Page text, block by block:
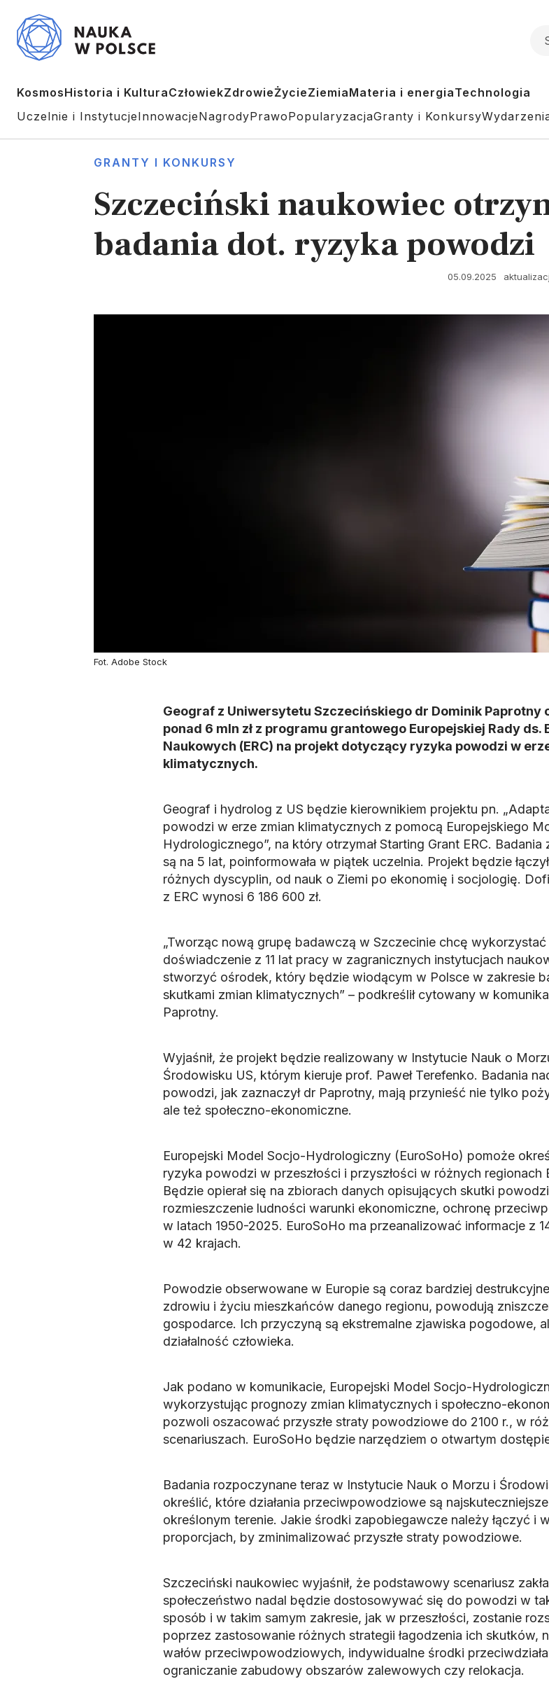
KosmosHistoria i KulturaCzłowiekZdrowieŻycieZiemiaMateria i energiaTechnologia
Uczelnie i InstytucjeInnowacjeNagrodyPrawoPopularyzacjaGranty i Konkursy
GRANTY I KONKURSY
Szczeciński naukowiec
badania dot. ryzyka powodzi
05.09.2025
Fot. Adobe Stock
Geograf z Uniwersytetu Szczecińskiego dr Dominik Paprotny
ponad 6 mln zł z programu grantowego Europejskiej Rady ds.
Naukowych (ERC) na projekt dotyczący ryzyka powodzi w
klimatycznych.
Geograf i hydrolog z US będzie kierownikiem projektu pn.
powodzi w erze zmian klimatycznych z pomocą Europejskiego
Hydrologicznego”, na który otrzymał Starting Grant ERC. Badania
są na 5 lat, poinformowała w piątek uczelnia. Projekt będzie
różnych dyscyplin, od nauk o Ziemi po ekonomię i socjologię.
z ERC wynosi 6 186 600 zł.
„Tworząc nową grupę badawczą w Szczecinie chcę
doświadczenie z 11 lat pracy w zagranicznych instytucjach
stworzyć ośrodek, który będzie wiodącym w Polsce w zakresie
skutkami zmian klimatycznych” – podkreślił cytowany w
Paprotny.
Wyjaśnił, że projekt będzie realizowany w Instytucie Nauk o
Środowisku US, którym kieruje prof. Paweł Terefenko. Badania
powodzi, jak zaznaczył dr Paprotny, mają przynieść nie tylko
ale też społeczno-ekonomiczne.
Europejski Model Socjo-Hydrologiczny (EuroSoHo) pomoże
ryzyka powodzi w przeszłości i przyszłości w różnych regionach
Będzie opierał się na zbiorach danych opisujących skutki
rozmieszczenie ludności warunki ekonomiczne, ochronę
w latach 1950-2025. EuroSoHo ma przeanalizować informacje z
w 42 krajach.
Powodzie obserwowane w Europie są coraz bardziej
zdrowiu i życiu mieszkańców danego regionu, powodują
gospodarce. Ich przyczyną są ekstremalne zjawiska pogodowe,
działalność człowieka.
Jak podano w komunikacie, Europejski Model Socjo-
wykorzystując prognozy zmian klimatycznych i społeczno-
pozwoli oszacować przyszłe straty powodziowe do 2100 r., w
scenariuszach. EuroSoHo będzie narzędziem o otwartym
Badania rozpoczynane teraz w Instytucie Nauk o Morzu i
określić, które działania przeciwpowodziowe są
określonym terenie. Jakie środki zapobiegawcze należy łączyć i
proporcjach, by zminimalizować przyszłe straty powodziowe.
Szczeciński naukowiec wyjaśnił, że podstawowy scenariusz
społeczeństwo nadal będzie dostosowywać się do powodzi w
sposób i w takim samym zakresie, jak w przeszłości, zostanie
poprzez zastosowanie różnych strategii łagodzenia ich skutków,
wałów przeciwpowodziowych, indywidualne środki
ograniczanie zabudowy obszarów zalewowych czy relokacja.